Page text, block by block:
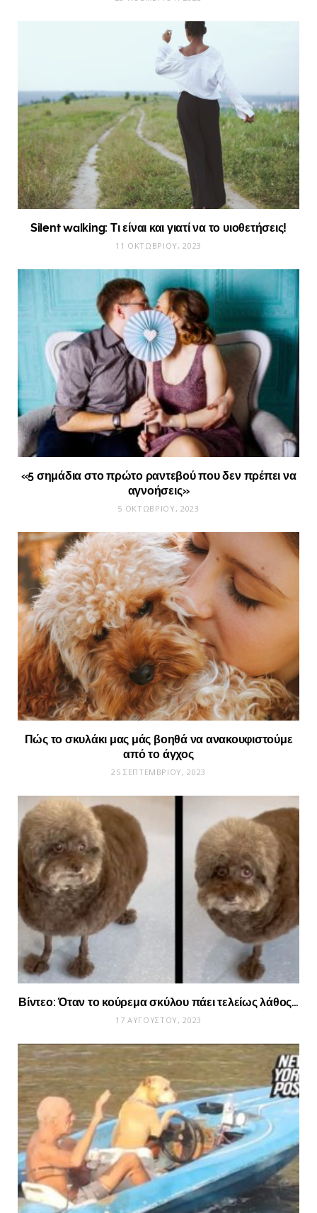
Silent walking: Τι είναι και γιατί να το υιοθετήσεις!
11 ΟΚΤΩΒΡΊΟΥ, 2023
«5 σημάδια στο πρώτο ραντεβού που δεν πρέπει να
αγνοήσεις»
5 ΟΚΤΩΒΡΊΟΥ, 2023
Πώς το σκυλάκι μας μάς βοηθά να ανακουφιστούμε
από το άγχος
25 ΣΕΠΤΕΜΒΡΊΟΥ, 2023
Βίντεο: Όταν το κούρεμα σκύλου πάει τελείως λάθος…
17 ΑΥΓΟΎΣΤΟΥ, 2023